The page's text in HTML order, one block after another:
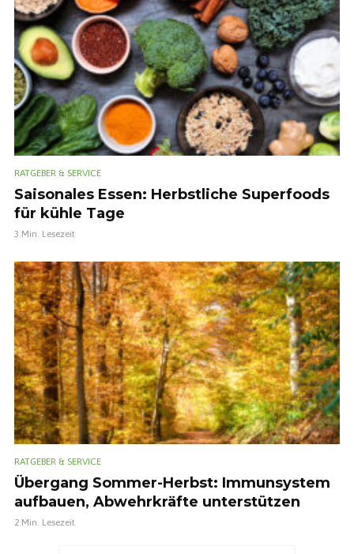
RATGEBER & SERVICE
Saisonales Essen: Herbstliche Superfoods
für kühle Tage
3 Min. Lesezeit
RATGEBER & SERVICE
Übergang Sommer-Herbst: Immunsystem
aufbauen, Abwehrkräfte unterstützen
2 Min. Lesezeit